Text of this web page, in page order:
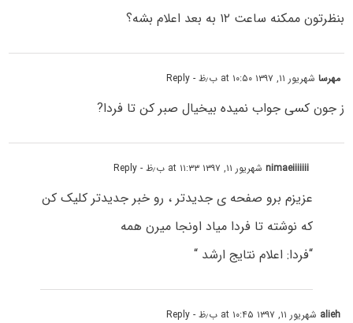
بنظرتون ممکنه ساعت ۱۲ به بعد اعلام بشه؟
مهرساشهریور ۱۱, ۱۳۹۷ at ۱۰:۵۰ ب٫ظ - Reply
ز جون کسی جواب نمیده بیخیال صبر کن تا فردا?
nimaeiiiiiiiشهریور ۱۱, ۱۳۹۷ at ۱۱:۳۳ ب٫ظ - Reply
عزیزم برو صفحه ی جدیدتر ، رو خبر جدیدتر کلیک کن
که نوشته تا فردا میاد اونجا میرن همه
“فردا: اعلام نتایج ارشد “
alieh شهریور ۱۱, ۱۳۹۷ at ۱۰:۴۵ ب٫ظ - Reply